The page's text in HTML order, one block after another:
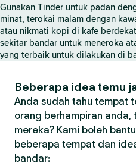
n
d
e
r
Gunakan Tinder untuk padan
minat, terokai malam dengan
atau nikmati kopi di kafe
sekitar bandar untuk meneroka
yang terbaik untuk dilakukan di
Beberapa idea temu
Anda sudah tahu tempat
orang berhampiran anda,
mereka? Kami boleh
beberapa tempat dan
bandar: